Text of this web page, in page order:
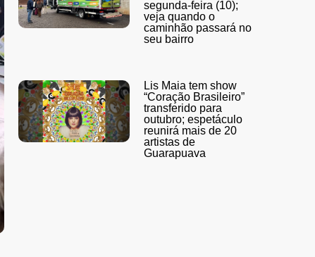
segunda-feira (10);
veja quando o
caminhão passará no
seu bairro
Lis Maia tem show
“Coração Brasileiro”
transferido para
outubro; espetáculo
reunirá mais de 20
artistas de
Guarapuava